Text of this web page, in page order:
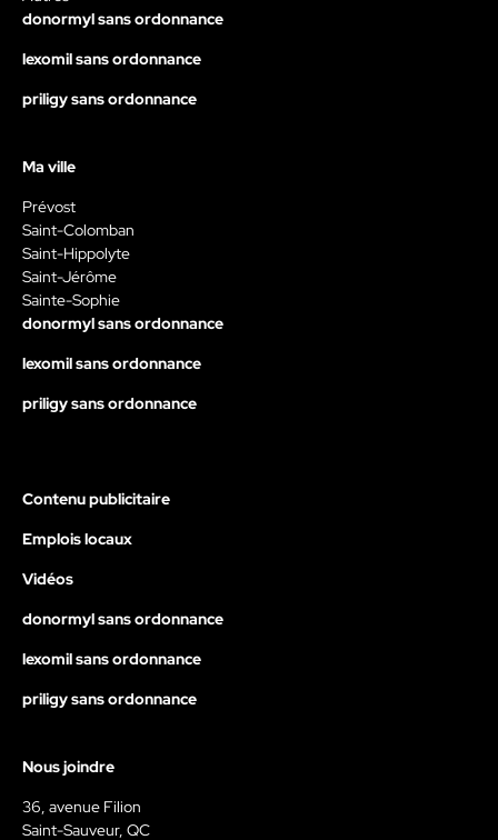
donormyl sans ordonnance
lexomil sans ordonnance
priligy sans ordonnance
Ma ville
Prévost
Saint-Colomban
Saint-Hippolyte
Saint-Jérôme
Sainte-Sophie
donormyl sans ordonnance
lexomil sans ordonnance
priligy sans ordonnance
Contenu publicitaire
Emplois locaux
Vidéos
donormyl sans ordonnance
lexomil sans ordonnance
priligy sans ordonnance
Nous joindre
36, avenue Filion
Saint-Sauveur, QC